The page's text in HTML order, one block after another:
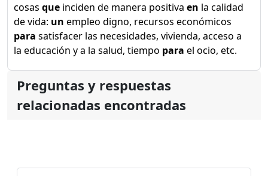
cosas que inciden de manera positiva en la calidad
de vida: un empleo digno, recursos económicos
para satisfacer las necesidades, vivienda, acceso a
la educación y a la salud, tiempo para el ocio, etc.
Preguntas y respuestas
relacionadas encontradas